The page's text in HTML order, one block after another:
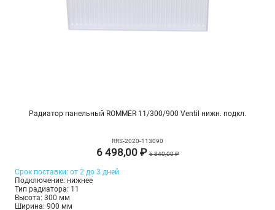
Радиатор панельный ROMMER 11/300/900 Ventil нижн. подкл.
RRS-2020-113090
6 498,00 ₽6 840,00 ₽
Срок поставки: от 2 до 3 дней
Подключение: нижнее
Тип радиатора: 11
Высота: 300 мм
Ширина: 900 мм